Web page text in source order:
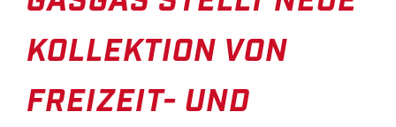
KOLLEKTION VON
FREIZEIT- UND